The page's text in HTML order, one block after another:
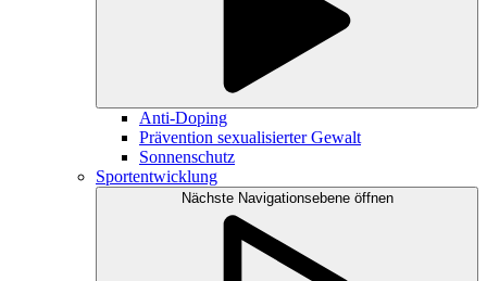
Anti-Doping
Prävention sexualisierter Gewalt
Sonnenschutz
Sportentwicklung
Nächste Navigationsebene öffnen